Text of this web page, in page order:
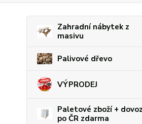
Zahradní nábytek z
masivu
Palivové dřevo
VÝPRODEJ
Paletové zboží + dovoz
po ČR zdarma